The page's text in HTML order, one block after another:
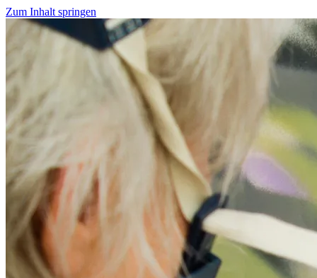
Zum Inhalt springen